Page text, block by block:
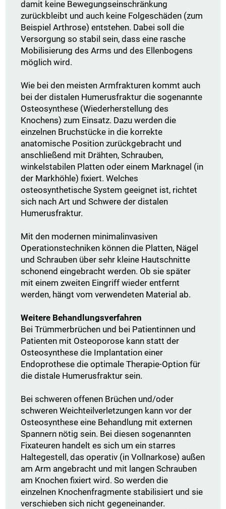
damit keine Bewegungseinschränkung
zurückbleibt und auch keine Folgeschäden (zum
Beispiel Arthrose) entstehen. Dabei soll die
Versorgung so stabil sein, dass eine rasche
Mobilisierung des Arms und des Ellenbogens
möglich wird.
Wie bei den meisten Armfrakturen kommt auch
bei der distalen Humerusfraktur die sogenannte
Osteosynthese (Wiederherstellung des
Knochens) zum Einsatz. Dazu werden die
einzelnen Bruchstücke in die korrekte
anatomische Position zurückgebracht und
anschließend mit Drähten, Schrauben,
winkelstabilen Platten oder einem Marknagel (in
der Markhöhle) fixiert. Welches
osteosynthetische System geeignet ist, richtet
sich nach Art und Schwere der distalen
Humerusfraktur.
Mit den modernen minimalinvasiven
Operationstechniken können die Platten, Nägel
und Schrauben über sehr kleine Hautschnitte
schonend eingebracht werden. Ob sie später
mit einem zweiten Eingriff wieder entfernt
werden, hängt vom verwendeten Material ab.
Weitere Behandlungsverfahren
Bei Trümmerbrüchen und bei Patientinnen und
Patienten mit Osteoporose kann statt der
Osteosynthese die Implantation einer
Endoprothese die optimale Therapie-Option für
die distale Humerusfraktur sein.
Bei schweren offenen Brüchen und/oder
schweren Weichteilverletzungen kann vor der
Osteosynthese eine Behandlung mit externen
Spannern nötig sein. Bei diesen sogenannten
Fixateuren handelt es sich um ein starres
Haltegestell, das operativ (in Vollnarkose) außen
am Arm angebracht und mit langen Schrauben
am Knochen fixiert wird. So werden die
einzelnen Knochenfragmente stabilisiert und sie
verschieben sich nicht gegeneinander.